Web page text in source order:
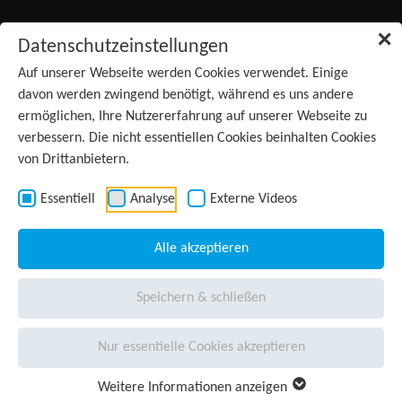
✕
Datenschutzeinstellungen
Auf unserer Webseite werden Cookies verwendet. Einige
davon werden zwingend benötigt, während es uns andere
ermöglichen, Ihre Nutzererfahrung auf unserer Webseite zu
verbessern. Die nicht essentiellen Cookies beinhalten Cookies
von Drittanbietern.
Essentiell Analyse Externe Videos
Alle akzeptieren
Speichern & schließen
Nur essentielle Cookies akzeptieren
Weitere Informationen anzeigen
Produkte
Services
Unternehmen
Presse
Karriere